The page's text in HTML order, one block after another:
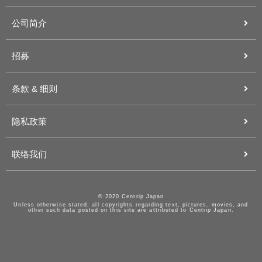
公司简介
招募
条款 & 细则
隐私政策
联络我们
© 2020 Centrip Japan
Unless otherwise stated, all copyrights regarding text, pictures, movies, and
other such data posted on this site are attributed to Centrip Japan.